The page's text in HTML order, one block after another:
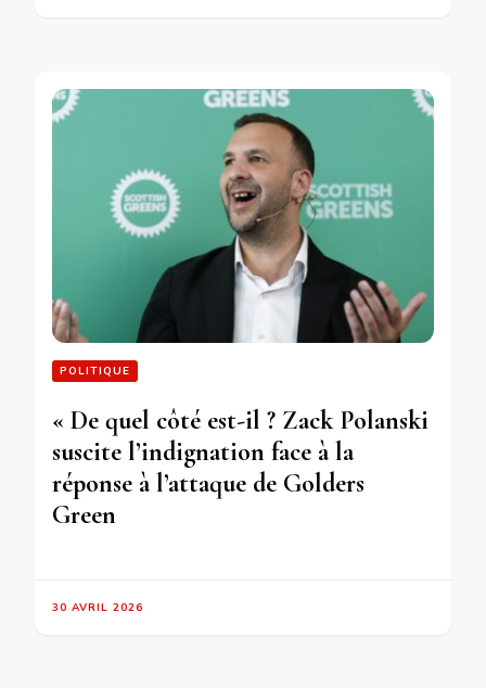
POLITIQUE
« De quel côté est-il ? Zack Polanski
suscite l’indignation face à la
réponse à l’attaque de Golders
Green
30 AVRIL 2026